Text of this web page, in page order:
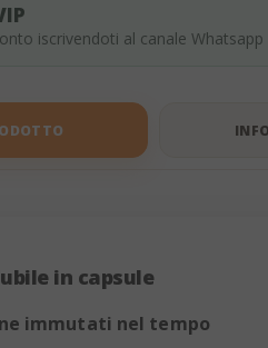
iscrivendoti al canale Whatsapp
in capsule
immutati nel tempo